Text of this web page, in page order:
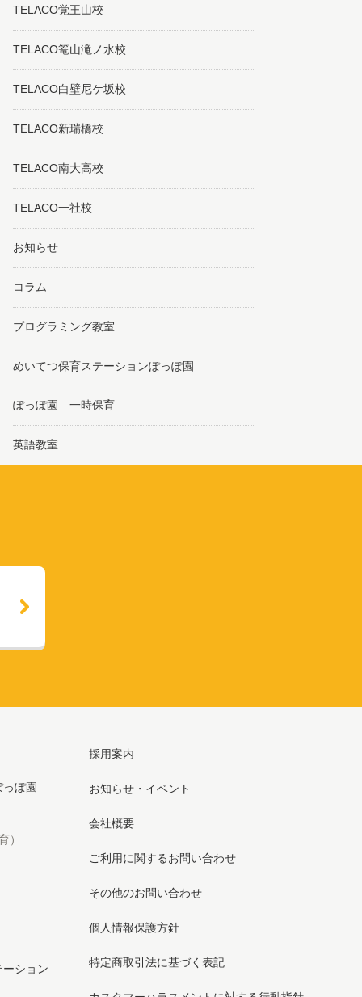
TELACO覚王山校
TELACO篭山滝ノ水校
TELACO白壁尼ケ坂校
TELACO新瑞橋校
TELACO南大高校
TELACO一社校
お知らせ
コラム
プログラミング教室
めいてつ保育ステーションぽっぽ園
ぽっぽ園 一時保育
英語教室
ぽ園
）
ション
採用案内
お知らせ・イベント
会社概要
ご利用に関するお問い合わせ
その他のお問い合わせ
個人情報保護方針
特定商取引法に基づく表記